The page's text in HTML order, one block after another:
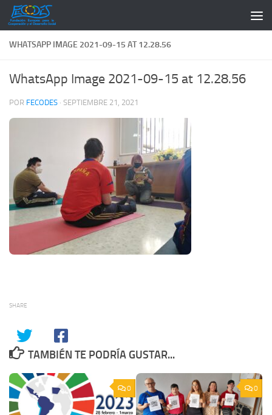
Saltar al contenido
WHATSAPP IMAGE 2021-09-15 AT 12.28.56
WhatsApp Image 2021-09-15 at 12.28.56
POR FECODES · SEPTIEMBRE 21, 2021
SHARE
TAMBIÉN TE PODRÍA GUSTAR...
0 0